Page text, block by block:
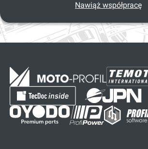
Nawiąż współpracę